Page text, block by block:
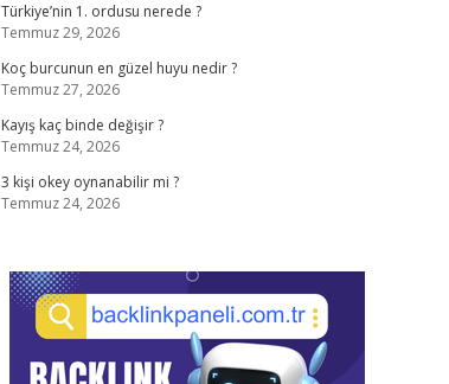
Türkiye’nin 1. ordusu nerede ?
Temmuz 29, 2026
Koç burcunun en güzel huyu nedir ?
Temmuz 27, 2026
Kayış kaç binde değişir ?
Temmuz 24, 2026
3 kişi okey oynanabilir mi ?
Temmuz 24, 2026